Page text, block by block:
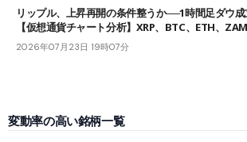
リップル、上昇再開の条件整うか──1時間足ダウ
【仮想通貨チャート分析】XRP、BTC、ETH、
2026年07月23日 19時07分
変動率の高い銘柄一覧